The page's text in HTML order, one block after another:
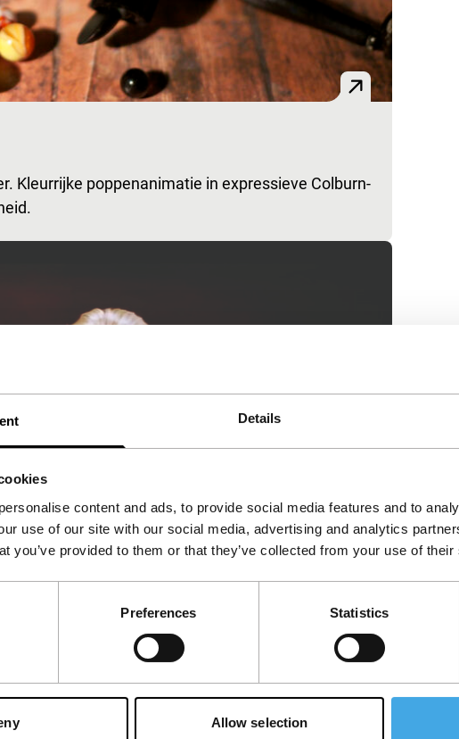
Details
content and ads, to provide social media features and to
use of our site with our social media, advertising and analytics
you’ve provided to them or that they’ve collected from your use of
Preferences Statistics
Allow selection
Kleurrijke poppenanimatie in expressieve Colburn-
2013
mode en decadentie. Dromen en wensen